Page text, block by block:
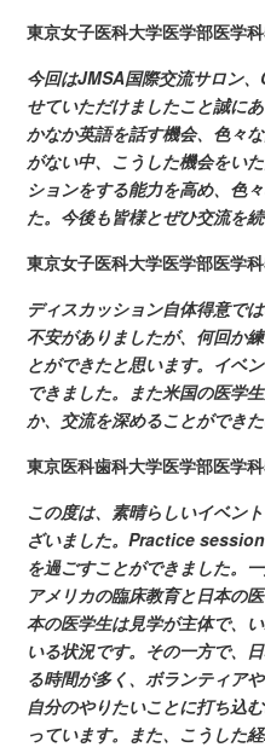
東京女子医科大学医学部医学
今回はJMSA国際交流サロン
せていただけましたこと誠に
かなか英語を話す機会、色々
がない中、こうした機会をい
ションをする能力を高め、色
た。今後も皆様とぜひ交流を
東京女子医科大学医学部医学
ディスカッション自体得意で
不安がありましたが、何回か
とができたと思います。イベ
できました。また米国の医学
か、交流を深めることができ
東京医科歯科大学医学部医学科
この度は、素晴らしいイベン
ざいました。Practice session
を過ごすことができました。
アメリカの臨床教育と日本の
本の医学生は見学が主体で、
いる状況です。その一方で、
る時間が多く、ボランティア
自分のやりたいことに打ち込
っています。また、こうした